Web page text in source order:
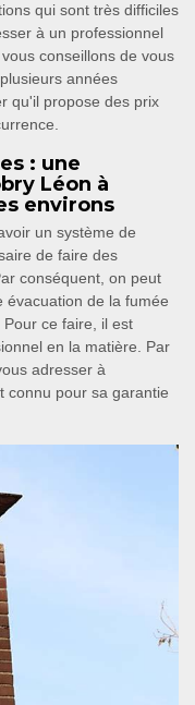
qui sont très difficiles
à un professionnel
conseillons de vous
années
qu'il propose des prix
: une
Léon à
environs
un système de
de faire des
conséquent, on peut
évacuation de la fumée
ce faire, il est
en la matière. Par
adresser à
connu pour sa garantie